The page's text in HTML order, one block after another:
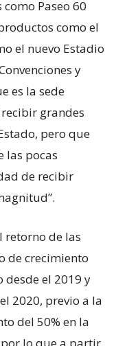
Paseo 60
como el
el nuevo Estadio
y
es la sede
grandes
pero que
las pocas
de recibir
retorno de las
de crecimiento
desde el 2019 y
2020, previo a la
del 50% en la